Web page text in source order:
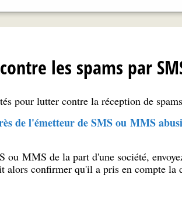
les spams par
pour lutter contre la réception de
de l'émetteur de SMS ou MMS
ou MMS de la part d'une société,
alors confirmer qu'il a pris en compte la